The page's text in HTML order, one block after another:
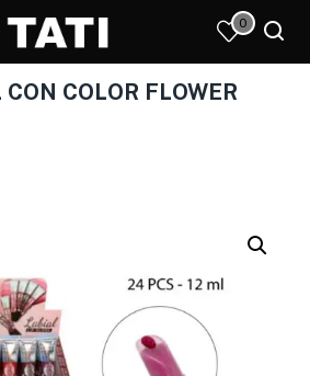
0
COLOR FLOWER